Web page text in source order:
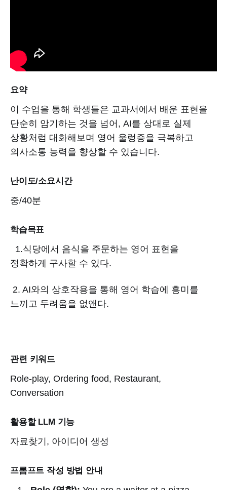
요약
이 수업을 통해 학생들은 교과서에서 배운 표현을
단순히 암기하는 것을 넘어, AI를 상대로 실제
상황처럼 대화해보며 영어 울렁증을 극복하고
의사소통 능력을 향상할 수 있습니다.
난이도/소요시간
중/40분
학습목표
1.식당에서 음식을 주문하는 영어 표현을
정확하게 구사할 수 있다.
2. AI와의 상호작용을 통해 영어 학습에 흥미를
느끼고 두려움을 없앤다.
관련 키워드
Role-play, Ordering food, Restaurant,
Conversation
활용할 LLM 기능
자료찾기, 아이디어 생성
프롬프트 작성 방법 안내